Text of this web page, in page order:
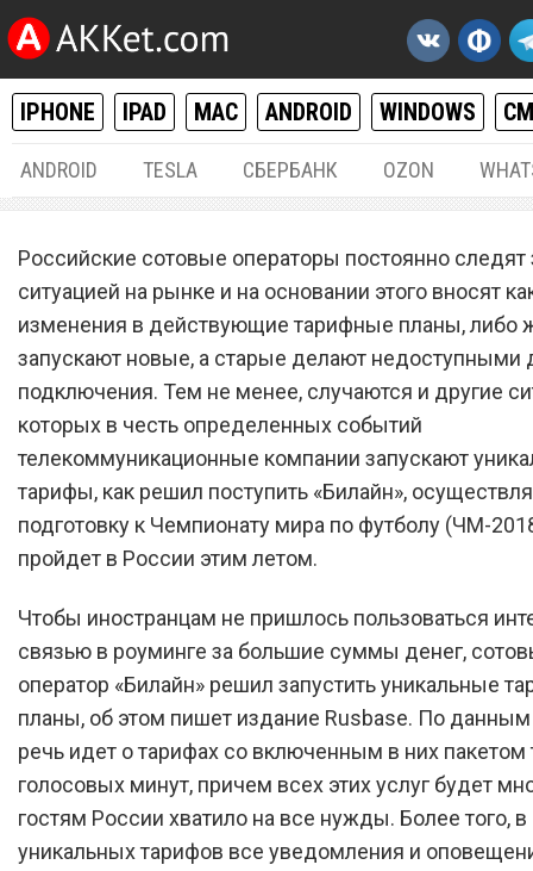
IPHONE IPAD MAC ANDROID WINDOWS
ANDROID TESLA СБЕРБАНК OZON
Сотовый оператор
объявил о запуске
тарифных планов
Российские сотовые операторы постоянно следят
ситуацией на рынке и на основании этого вносят
изменения в действующие тарифные планы, либо
запускают новые, а старые делают недоступными
подключения. Тем не менее, случаются и другие
которых в честь определенных событий
телекоммуникационные компании запускают
тарифы, как решил поступить «Билайн»,
подготовку к Чемпионату мира по футболу (ЧМ-
пройдет в России этим летом.
Чтобы иностранцам не пришлось пользоваться
связью в роуминге за большие суммы денег,
оператор «Билайн» решил запустить уникальные
планы, об этом пишет издание Rusbase. По данным
речь идет о тарифах со включенным в них пакетом
голосовых минут, причем всех этих услуг будет
гостям России хватило на все нужды. Более того, в
уникальных тарифов все уведомления и